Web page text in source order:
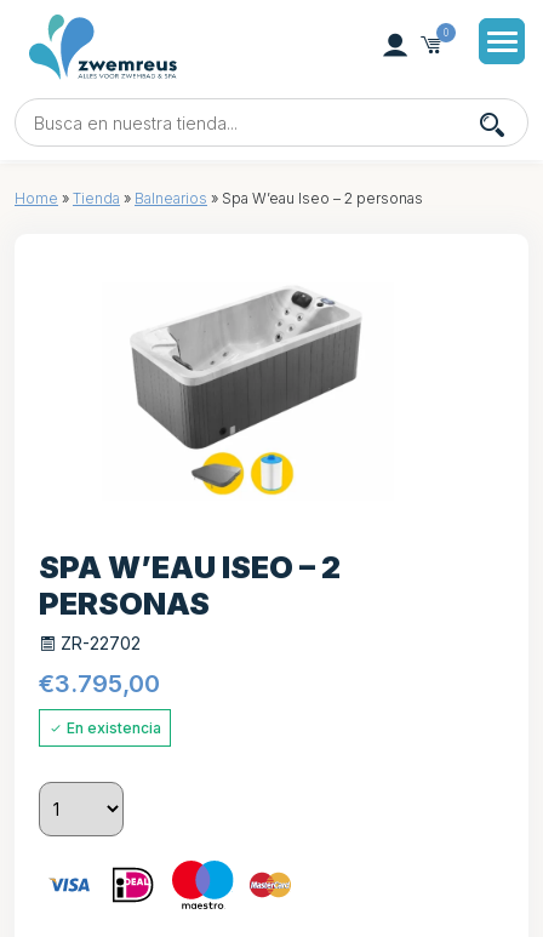
0
Home » Tienda » Balnearios » Spa W’eau Iseo – 2 personas
SPA W’EAU ISEO – 2
PERSONAS
ZR-22702
€3.795,00
En existencia